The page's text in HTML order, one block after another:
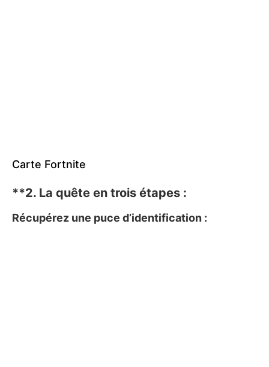
Carte Fortnite
**2. La quête en trois étapes :
Récupérez une puce d’identification :